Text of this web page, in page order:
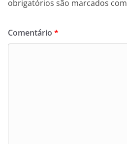
obrigatórios são marcados com
Comentário *